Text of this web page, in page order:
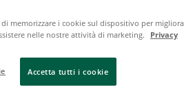
Solo da Mondo
memorizzare i cookie sul dispositivo per
nelle nostre attività di marketing.
Privacy
Accetta tutti i cookie